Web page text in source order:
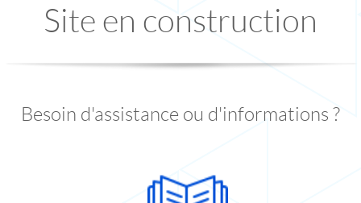
Site en construction
Besoin d'assistance ou d'informations ?